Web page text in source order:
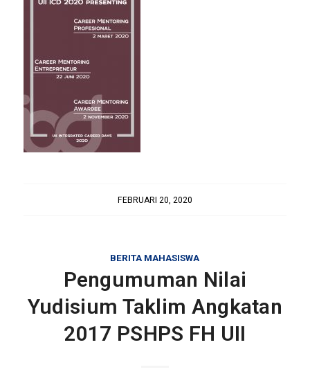
FEBRUARI 20, 2020
BERITA MAHASISWA
Pengumuman Nilai
Yudisium Taklim Angkatan
2017 PSHPS FH UII